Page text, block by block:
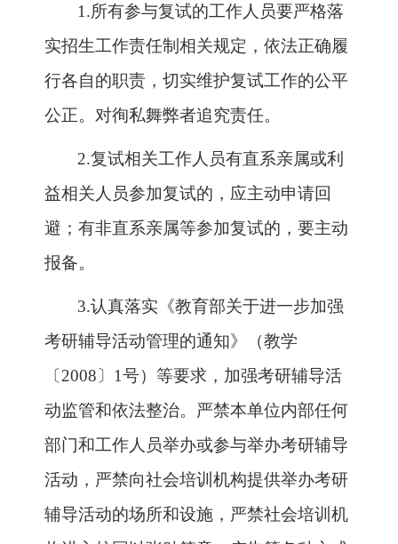
1.所有参与复试的工作人员要严格落
实招生工作责任制相关规定，依法正确履
行各自的职责，切实维护复试工作的公平
公正。对徇私舞弊者追究责任。
2.复试相关工作人员有直系亲属或利
益相关人员参加复试的，应主动申请回
避；有非直系亲属等参加复试的，要主动
报备。
3.认真落实《教育部关于进一步加强
考研辅导活动管理的通知》（教学
〔2008〕1号）等要求，加强考研辅导活
动监管和依法整治。严禁本单位内部任何
部门和工作人员举办或参与举办考研辅导
活动，严禁向社会培训机构提供举办考研
辅导活动的场所和设施，严禁社会培训机